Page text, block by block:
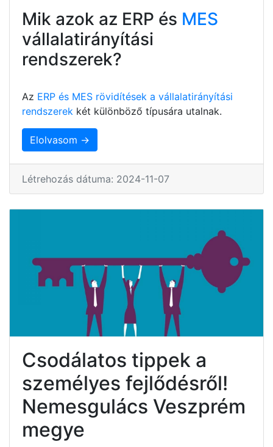
Mik azok az ERP és MES
vállalatirányítási
rendszerek?
Az ERP és MES rövidítések a vállalatirányítási
rendszerek két különböző típusára utalnak.
Elolvasom →
Létrehozás dátuma: 2024-11-07
Csodálatos tippek a
személyes fejlődésről!
Nemesgulács Veszprém
megye